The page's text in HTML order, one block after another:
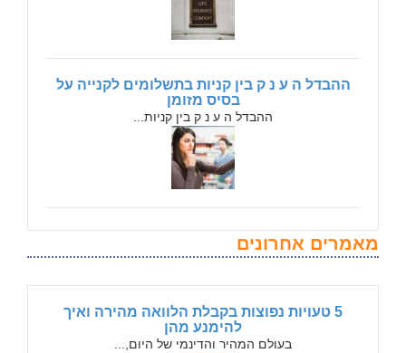
ההבדל ה ע נ ק בין קניות בתשלומים לקנייה על
בסיס מזומן
ההבדל ה ע נ ק בין קניות...
מאמרים אחרונים
5 טעויות נפוצות בקבלת הלוואה מהירה ואיך
להימנע מהן
בעולם המהיר והדינמי של היום,...